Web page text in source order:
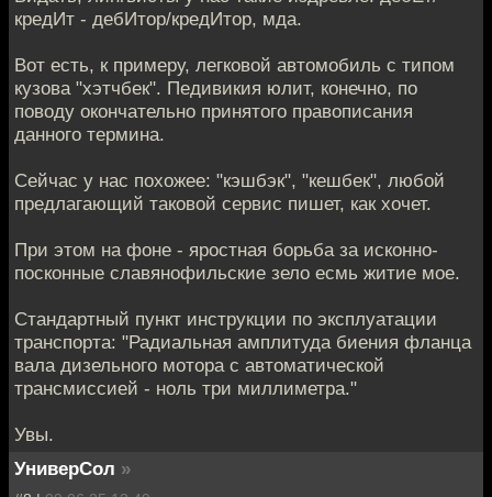
кредИт - дебИтор/кредИтор, мда.
Вот есть, к примеру, легковой автомобиль с типом
кузова "хэтчбек". Педивикия юлит, конечно, по
поводу окончательно принятого правописания
данного термина.
Сейчас у нас похожее: "кэшбэк", "кешбек", любой
предлагающий таковой сервис пишет, как хочет.
При этом на фоне - яростная борьба за исконно-
посконные славянофильские зело есмь житие мое.
Стандартный пункт инструкции по эксплуатации
транспорта: "Радиальная амплитуда биения фланца
вала дизельного мотора с автоматической
трансмиссией - ноль три миллиметра."
Увы.
УниверСол »